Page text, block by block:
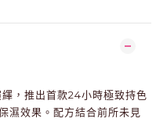
，推出首款24小時極致持色
濕效果。配方結合前所未見